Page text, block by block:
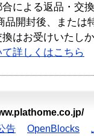
による返品・交
品開封後、または
はお受けいたし
詳しくはこちら
告 OpenBlocks